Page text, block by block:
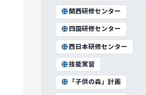
関西研修センター
四国研修センター
西日本研修センター
技能実習
「子供の森」計画